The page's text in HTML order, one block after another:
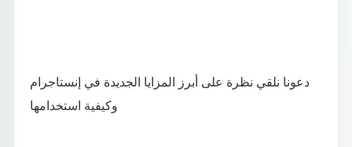
دعونا نلقي نظرة على أبرز المزايا الجديدة في إنستاجرام
وكيفية استخدامها